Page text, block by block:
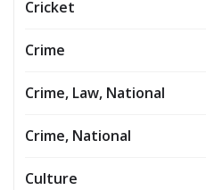
Cricket
Crime
Crime, Law, National
Crime, National
Culture